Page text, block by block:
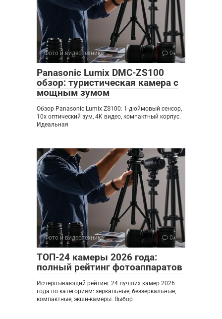
Фото и видеотехника 0
Panasonic Lumix DMC-ZS100
обзор: туристическая камера с
мощным зумом
Обзор Panasonic Lumix ZS100: 1-дюймовый сенсор,
10x оптический зум, 4K видео, компактный корпус.
Идеальная
Фото и видеотехника 0
ТОП-24 камеры 2026 года:
полный рейтинг фотоаппаратов
Исчерпывающий рейтинг 24 лучших камер 2026
года по категориям: зеркальные, беззеркальные,
компактные, экшн-камеры. Выбор